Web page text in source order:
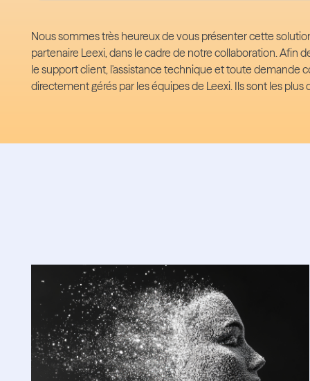
Nous sommes très heureux de vous présenter cette
partenaire Leexi, dans le cadre de notre collaboration. Afin
le support client, l'assistance technique et toute demande
directement gérés par les équipes de Leexi. Ils sont les